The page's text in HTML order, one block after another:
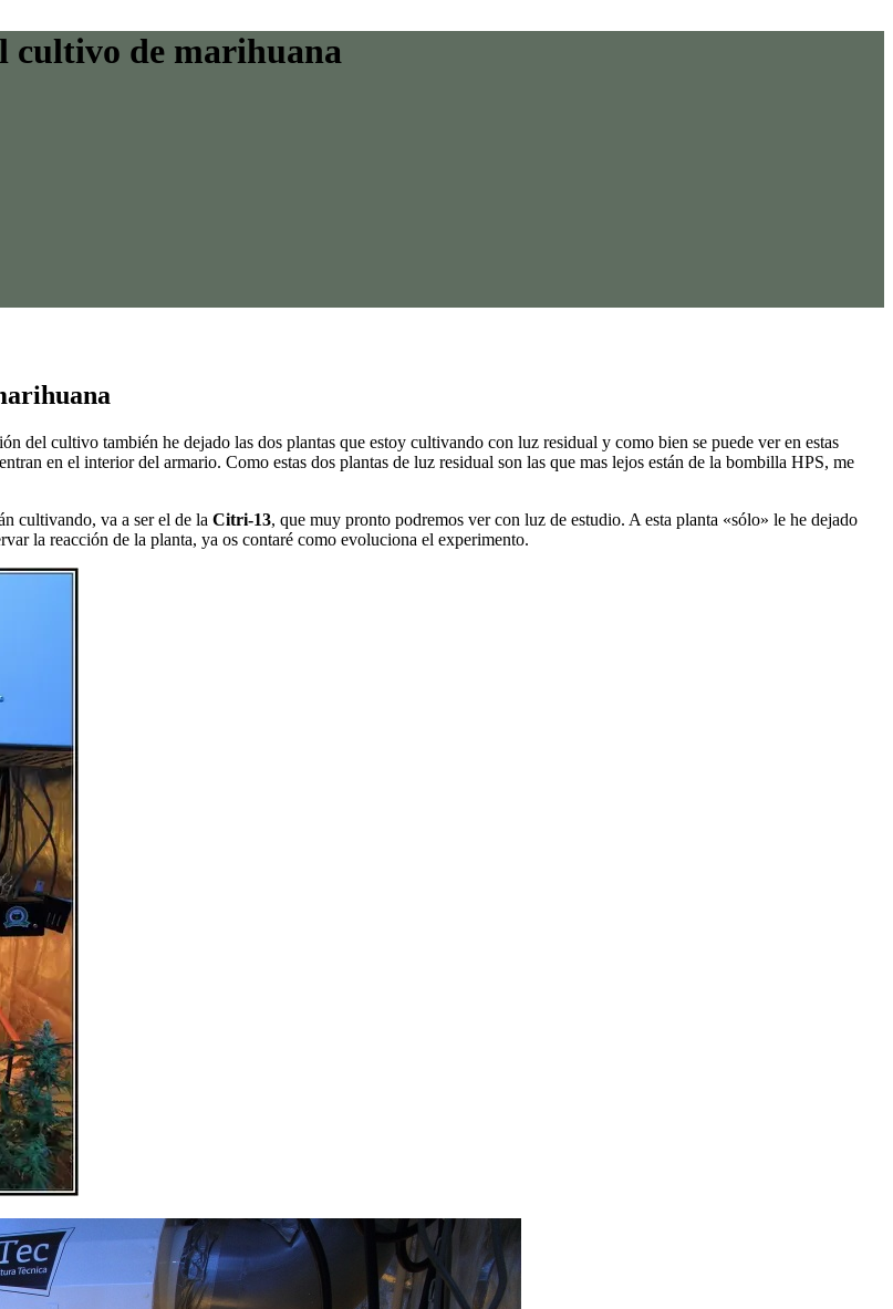
cultivo de marihuana
del cultivo también he dejado las dos plantas que estoy cultivando con luz residual y como bien se puede ver en estas
en el interior del armario. Como estas dos plantas de luz residual son las que mas lejos están de la bombilla HPS, me
cultivando, va a ser el de la Citri-13, que muy pronto podremos ver con luz de estudio. A esta planta «sólo» le he dejado
la reacción de la planta, ya os contaré como evoluciona el experimento.